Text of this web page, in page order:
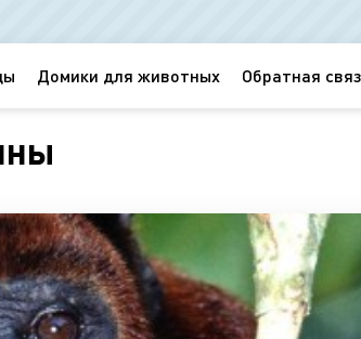
Домики для животных Обратная